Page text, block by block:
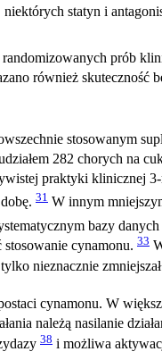
statyn i
prób
również skuteczność
stosowanym
282 chorych na
praktyki klinicznej
31 W innym
bazy
cynamonu. 33
nieznacznie
cynamonu. W
należą nasilanie
38 i możliwa